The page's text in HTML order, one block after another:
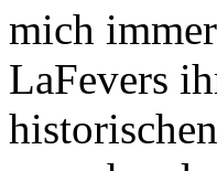
mich
LaFevers